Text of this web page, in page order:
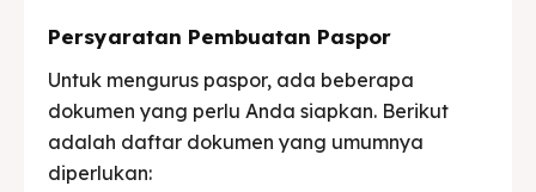
Persyaratan Pembuatan Paspor
Untuk mengurus paspor, ada beberapa
dokumen yang perlu Anda siapkan. Berikut
adalah daftar dokumen yang umumnya
diperlukan: